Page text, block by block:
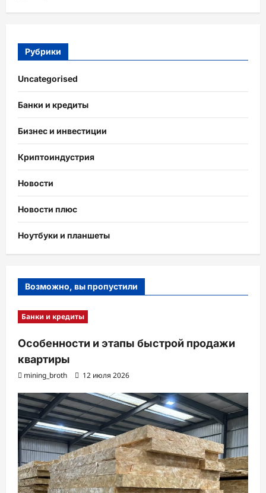
Рубрики
Uncategorised
Банки и кредиты
Бизнес и инвестиции
Криптоиндустрия
Новости
Новости плюс
Ноутбуки и планшеты
Возможно, вы пропустили
Банки и кредиты
Особенности и этапы быстрой продажи
квартиры
mining_broth 12 июля 2026